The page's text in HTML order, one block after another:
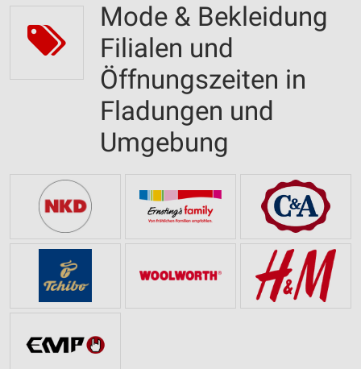
Mode & Bekleidung
Filialen und
Öffnungszeiten in
Fladungen und
Umgebung